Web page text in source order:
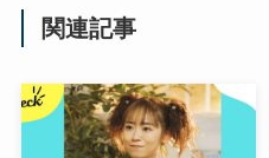
関連記事